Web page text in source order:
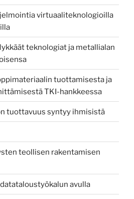
virtuaaliteknologioilla
teknologiat ja metallialan
tuottamisesta ja
TKI-hankkeessa
tuottavuus syntyy ihmisistä
teollisen rakentamisen
avulla